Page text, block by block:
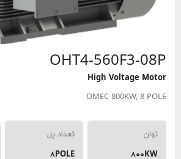
OHT4-
High
OMEC